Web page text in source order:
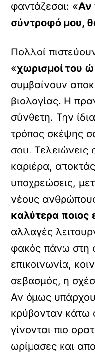
φαντάζεσαι: «Αν
σύντροφό μου,
Πολλοί
«χωρισμοί του
συμβαίνουν
βιολογίας. Η
σύνθετη. Την
τρόπος σκέψης
σου. Τελειώνεις
καριέρα,
υποχρεώσεις,
νέους
καλύτερα ποιος
αλλαγές
φακός πάνω στη
επικοινωνία,
σεβασμός, η
Αν όμως
κρύβονταν κάτω
γίνονται πιο
ωρίμασες και